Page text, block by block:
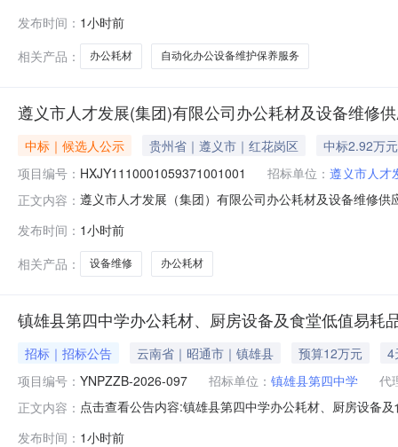
的地点云南省政府采购电子交易平台（政采云https://
发布时间： 1小时前
相关产品：
办公耗材 自动化办公设备维护保养服务
遵义市人才发展(集团)有限公司办公耗材及设备维修
中标｜候选人公示 贵州省｜遵义市｜红花岗区
中标2.92万元
项目编号： HXJY1110001059371001001 招标单位： 遵义市人才
正文内容： 遵义市人才发展（集团）有限公司办公耗材及设备维修
期：2026-08-07至2026-08-09三、候选人信息序号中标
发布时间： 1小时前
相关产品：
设备维修 办公耗材
镇雄县第四中学办公耗材、厨房设备及食堂低值易耗
招标｜招标公告 云南省｜昭通市｜镇雄县 预算12万元
4
项目编号： YNPZZB-2026-097 招标单位： 镇雄县第四中学
代
正文内容： 点击查看公告内容:镇雄县第四中学办公耗材、厨房设备
发布时间： 1小时前